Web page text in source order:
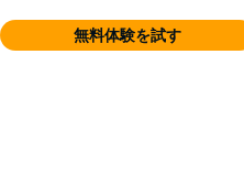
無料体験を試す